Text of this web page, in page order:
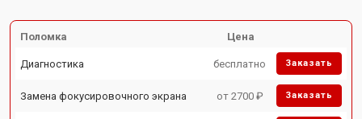
Поломка Цена
Диагностика бесплатно Заказать
Замена фокусировочного экрана от 2700 ₽ Заказать